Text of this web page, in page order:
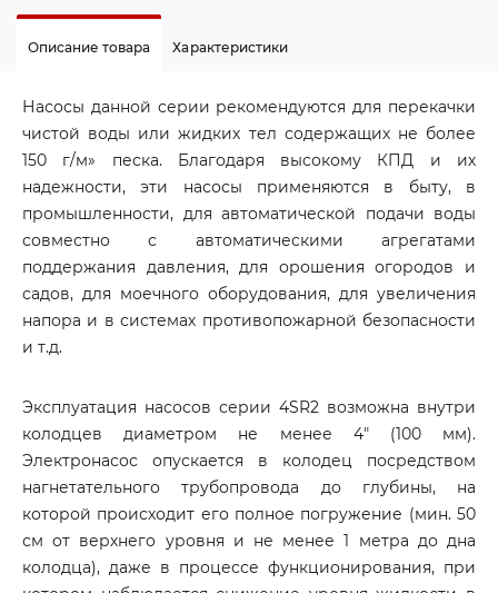
Описание товара Характеристики
Насосы данной серии рекомендуются для перекачки
чистой воды или жидких тел содержащих не более
150 г/м» песка. Благодаря высокому КПД и их
надежности, эти насосы применяются в быту, в
промышленности, для автоматической подачи воды
совместно с автоматическими агрегатами
поддержания давления, для орошения огородов и
садов, для моечного оборудования, для увеличения
напора и в системах противопожарной безопасности
и т.д.
Эксплуатация насосов серии 4SR2 возможна внутри
колодцев диаметром не менее 4″ (100 мм).
Электронасос опускается в колодец посредством
нагнетательного трубопровода до глубины, на
которой происходит его полное погружение (мин. 50
см от верхнего уровня и не менее 1 метра до дна
колодца), даже в процессе функционирования, при